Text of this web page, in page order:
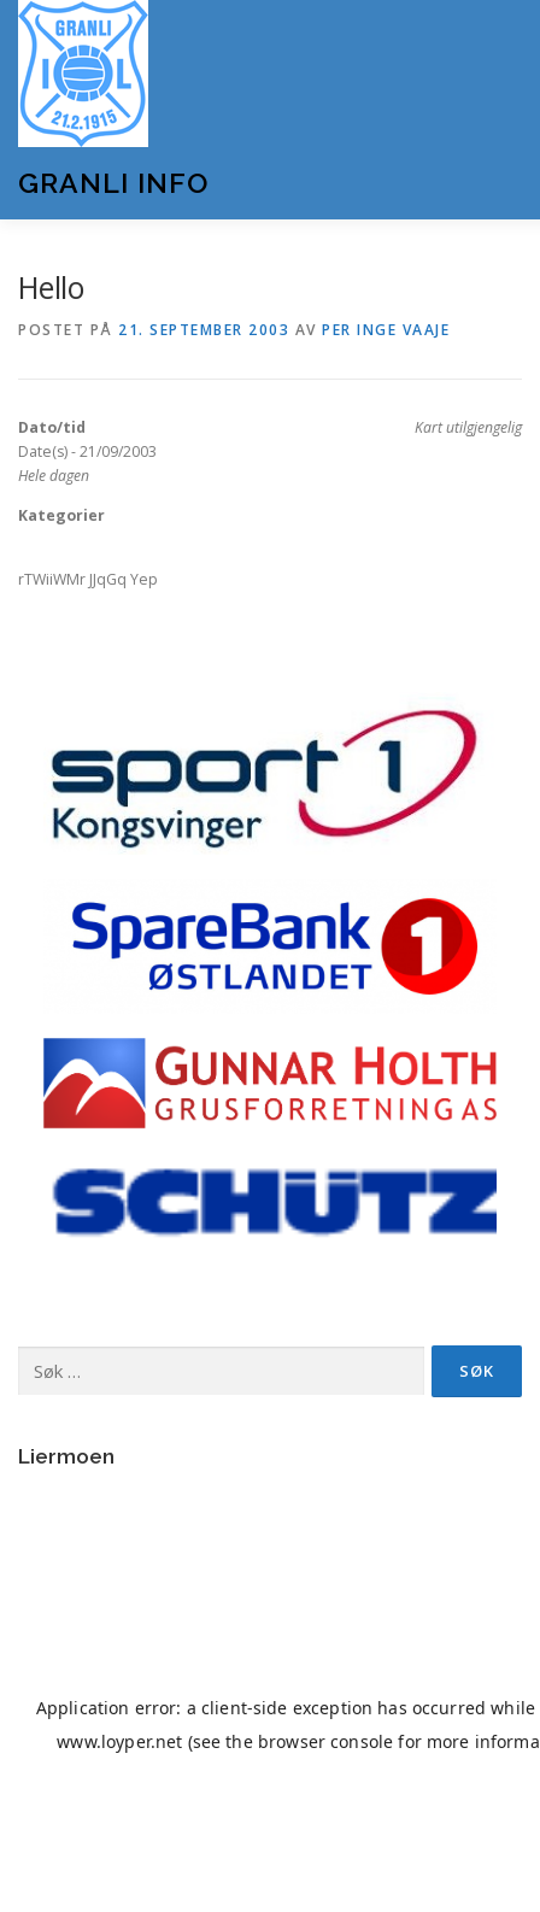
innhold
GRANLI INFO
OM GRANLI INFO
Hello
POSTET PÅ 21. SEPTEMBER 2003 AV PER INGE VAAJE
Kart utilgjengelig
Dato/tid
Date(s) - 21/09/2003
Hele dagen
Kategorier
rTWiiWMr JJqGq Yep
etter:
Liermoen